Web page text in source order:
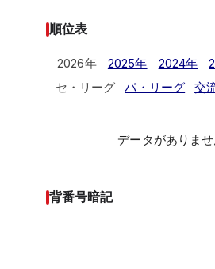
順位表
2026年 2025年 2024年
セ・リーグ
パ・リーグ 交
データがありませ
背番号暗記